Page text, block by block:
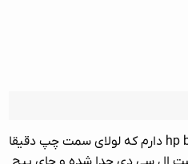
سلام من ی لب تاپ hp bs 193 nia دارم که لولای سمت چپ دقیقا